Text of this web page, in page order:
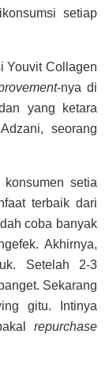
setiap
Youvit Collagen
-nya di
yang ketara
seorang
setia
terbaik dari
coba banyak
Akhirnya,
Setelah 2-3
Sekarang
gitu. Intinya
repurchase